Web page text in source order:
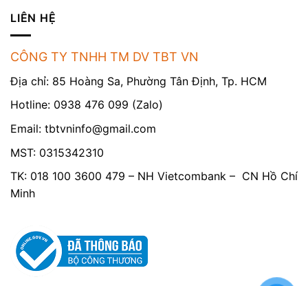
LIÊN HỆ
CÔNG TY TNHH TM DV TBT VN
Địa chỉ: 85 Hoàng Sa, Phường Tân Định, Tp. HCM
Hotline: 0938 476 099 (Zalo)
Email: tbtvninfo@gmail.com
MST: 0315342310
TK: 018 100 3600 479 – NH Vietcombank – CN Hồ Chí
Minh